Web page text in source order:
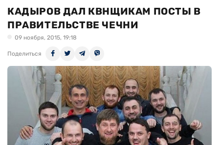
КАДЫРОВ ДАЛ КВНЩИКАМ ПОСТЫ В
ПРАВИТЕЛЬСТВЕ ЧЕЧНИ
09 ноября, 2015, 19:18
Поделиться